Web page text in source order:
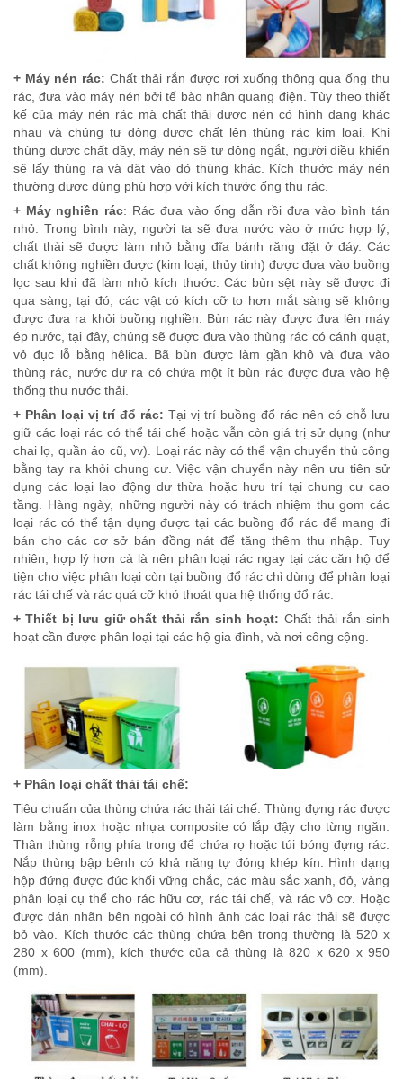
+ Máy nén rác: Chất thải rắn được rơi xuống thông qua ống thu
rác, đưa vào máy nén bởi tế bào nhân quang điện. Tùy theo thiết
kế của máy nén rác mà chất thải được nén có hình dạng khác
nhau và chúng tự động được chất lên thùng rác kim loại. Khi
thùng được chất đầy, máy nén sẽ tự động ngắt, người điều khiển
sẽ lấy thùng ra và đặt vào đó thùng khác. Kích thước máy nén
thường được dùng phù hợp với kích thước ống thu rác.
+ Máy nghiền rác: Rác đưa vào ống dẫn rồi đưa vào bình tán
nhỏ. Trong bình này, người ta sẽ đưa nước vào ở mức hợp lý,
chất thải sẽ được làm nhỏ bằng đĩa bánh răng đặt ở đáy. Các
chất không nghiền được (kim loại, thủy tinh) được đưa vào buồng
lọc sau khi đã làm nhỏ kích thước. Các bùn sệt này sẽ được đi
qua sàng, tại đó, các vật có kích cỡ to hơn mắt sàng sẽ không
được đưa ra khỏi buồng nghiền. Bùn rác này được đưa lên máy
ép nước, tại đây, chúng sẽ được đưa vào thùng rác có cánh quạt,
vỏ đục lỗ bằng hêlica. Bã bùn được làm gần khô và đưa vào
thùng rác, nước dư ra có chứa một ít bùn rác được đưa vào hệ
thống thu nước thải.
+ Phân loại vị trí đổ rác: Tại vị trí buồng đổ rác nên có chỗ lưu
giữ các loại rác có thể tái chế hoặc vẫn còn giá trị sử dụng (như
chai lọ, quần áo cũ, vv). Loại rác này có thể vận chuyển thủ công
bằng tay ra khỏi chung cư. Việc vận chuyển này nên ưu tiên sử
dụng các loại lao động dư thừa hoặc hưu trí tại chung cư cao
tầng. Hàng ngày, những người này có trách nhiệm thu gom các
loại rác có thể tận dụng được tại các buồng đổ rác để mang đi
bán cho các cơ sở bán đồng nát để tăng thêm thu nhập. Tuy
nhiên, hợp lý hơn cả là nên phân loại rác ngay tại các căn hộ để
tiện cho việc phân loại còn tại buồng đổ rác chỉ dùng để phân loại
rác tái chế và rác quá cỡ khó thoát qua hệ thống đổ rác.
+ Thiết bị lưu giữ chất thải rắn sinh hoạt: Chất thải rắn sinh
hoạt cần được phân loại tại các hộ gia đình, và nơi công cộng.
+ Phân loại chất thải tái chế:
Tiêu chuẩn của thùng chứa rác thải tái chế: Thùng đựng rác được
làm bằng inox hoặc nhựa composite có lắp đậy cho từng ngăn.
Thân thùng rỗng phía trong để chứa rọ hoặc túi bóng đựng rác.
Nắp thùng bập bênh có khả năng tự đóng khép kín. Hình dạng
hộp đứng được đúc khối vững chắc, các màu sắc xanh, đỏ, vàng
phân loại cụ thể cho rác hữu cơ, rác tái chế, và rác vô cơ. Hoặc
được dán nhãn bên ngoài có hình ảnh các loại rác thải sẽ được
bỏ vào. Kích thước các thùng chứa bên trong thường là 520 x
280 x 600 (mm), kích thước của cả thùng là 820 x 620 x 950
(mm).